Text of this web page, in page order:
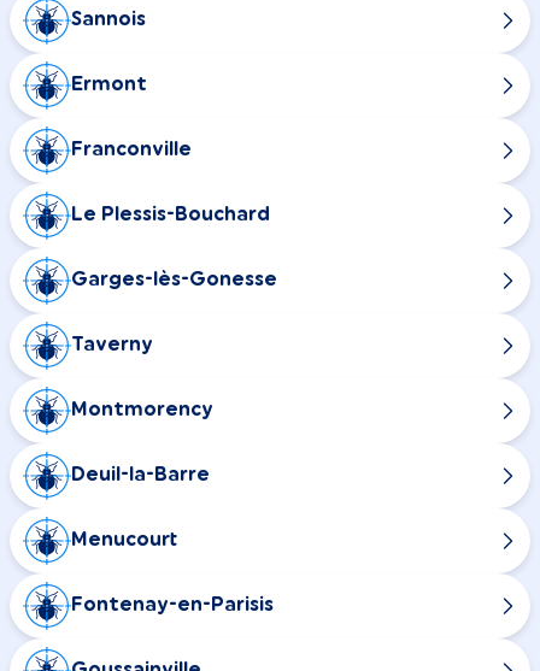
Sannois
Ermont
Franconville
Le Plessis-Bouchard
Garges-lès-Gonesse
Taverny
Montmorency
Deuil-la-Barre
Menucourt
Fontenay-en-Parisis